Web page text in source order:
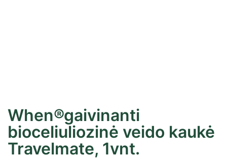
When®gaivinanti
bioceliuliozinė veido kaukė
Travelmate, 1vnt.